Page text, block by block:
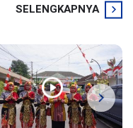
SELENGKAPNYA